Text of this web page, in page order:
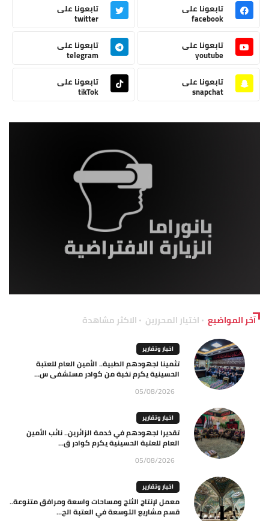
تابعونا على
facebook
تابعونا على
twitter
تابعونا على
youtube
تابعونا على
telegram
تابعونا على
snapchat
تابعونا على
tikTok
آخر المواضيع اختيار المحررين الاكثر مشاهدة
اخبار وتقارير
تثمينا لجهودهم الطبية.. الأمين العام للعتبة
الحسينية يكرم نخبة من كوادر مستشفى س...
05/08/2026
اخبار وتقارير
تقديرا لجهودهم في خدمة الزائرين.. نائب الأمين
العام للعتبة الحسينية يكرم كوادر ق...
05/08/2026
اخبار وتقارير
معمل لإنتاج الثلج ومساحات واسعة ومرافق متنوعة..
قسم مشاريع التوسعة في العتبة الح...